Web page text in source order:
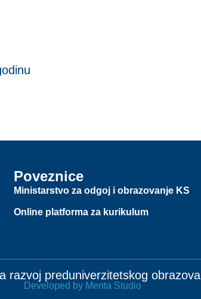
Poveznice
Ministarstvo za odgoj i obrazovanje KS
Online platforma za kurikulum
razvoj preduniverzitetskog
Developed by Menta Studio